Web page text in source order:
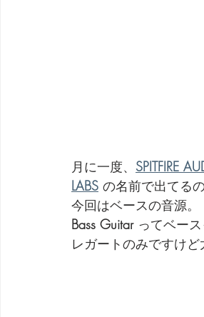
月に一度、 SPITFIRE
LABS の名前で出てる
今回はベースの音源。
Bass Guitar ってベース
レガートのみですけ